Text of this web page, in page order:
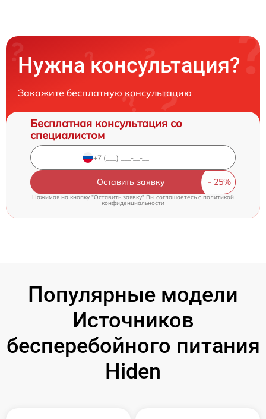
Нужна консультация?
Закажите бесплатную консультацию
Бесплатная консультация со
специалистом
Оставить заявку
Нажимая на кнопку "Оставить заявку" Вы соглашаетесь cполитикой
конфиденциальности
Популярные модели
Источников
бесперебойного питания
Hiden